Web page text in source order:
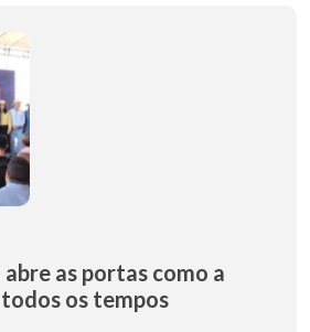
as portas como a
os tempos